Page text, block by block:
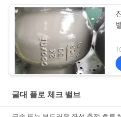
굴대 플로 체크 밸브